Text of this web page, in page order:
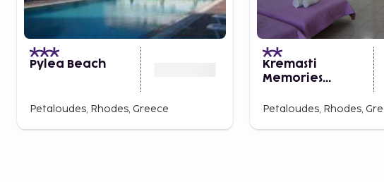
Pylea Beach
Petaloudes, Rhodes, Greece
Kremasti
Memories
Petaloudes, Rhodes,